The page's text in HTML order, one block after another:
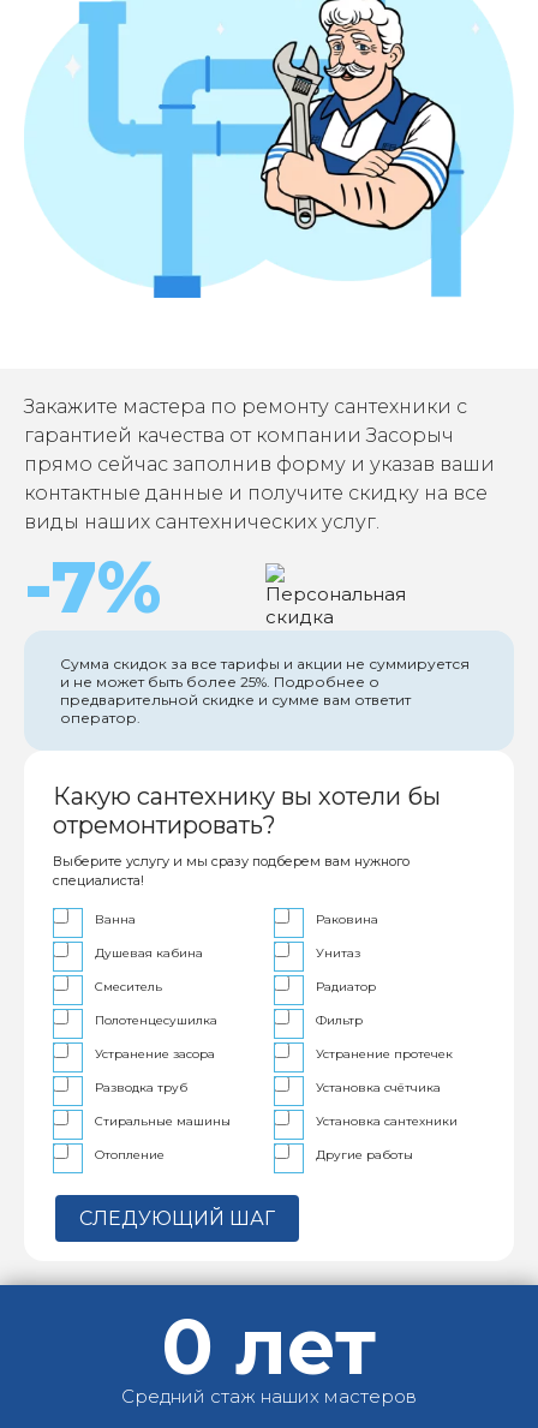
Закажите мастера по ремонту сантехники с
гарантией качества от компании Засорыч
прямо сейчас заполнив форму и указав ваши
контактные данные и получите скидку на все
виды наших сантехнических услуг.
-7%
Сумма скидок за все тарифы и акции не суммируется
и не может быть более 25%. Подробнее о
предварительной скидке и сумме вам ответит
оператор.
Какую сантехнику вы хотели бы
отремонтировать?
Выберите услугу и мы сразу подберем вам нужного
специалиста!
Ванна Раковина
Душевая кабина Унитаз
Смеситель Радиатор
Полотенцесушилка Фильтр
Устранение засора Устранение протечек
Разводка труб Установка счётчика
Стиральные машины Установка сантехники
Отопление Другие работы
СЛЕДУЮЩИЙ ШАГ
0 лет
Средний стаж наших мастеров